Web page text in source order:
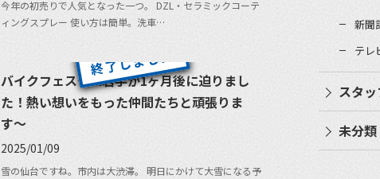
今年の初売りで人気となった一つ。 DZL・セラミックコーテ
ィングスプレー 使い方は簡単。洗車…
バイクフェスタin岩手が1ヶ月後に迫りまし
た！熱い想いをもった仲間たちと頑張りま
す〜
2025/01/09
雪の仙台ですね。市内は大渋滞。 明日にかけて大雪になる予
新聞
テレ
スタッ
未分類